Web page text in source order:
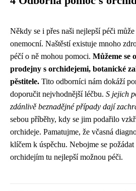
Někdy se i přes naši nejlepší péči
onemocní. Naštěstí existuje mnoho
péčí o ně mohou pomoci. Můžeme se
prodejny s orchidejemi, botanické
pěstitele. Tito odborníci nám dokáží
doporučit nejvhodnější léčbu. S jejich
zdánlivě beznadějné případy dají
sebou příběhy, kdy se jim podařilo
orchideje. Pamatujme, že včasná
klíčem k úspěchu. Nebojme se
orchidejím tu nejlepší možnou péči.